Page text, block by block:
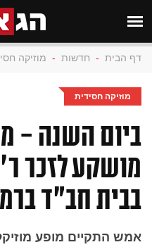
דף הבית - חדשות - מוזיקה
מוזיקה חסידית
ביום השנה -
מושקע לזכר
בבית חב"ד
אמש התקיים מופע